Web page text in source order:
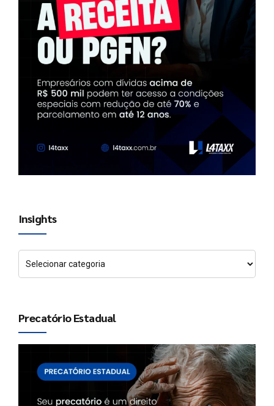
Insights
Precatório Estadual